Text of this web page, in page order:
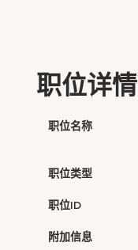
职位详情
职位名称
职位类型
职位ID
附加信息